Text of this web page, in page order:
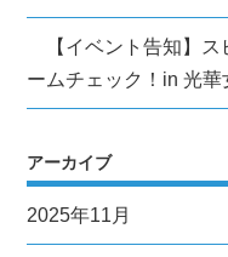
【イベント告知】ス
ームチェック！in 光
アーカイブ
2025年11月